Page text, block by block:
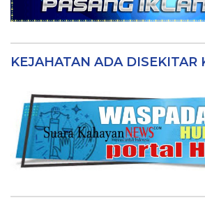
KEJAHATAN ADA DISEKITAR